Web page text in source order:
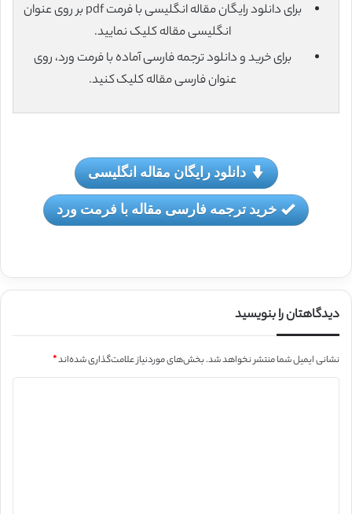
برای دانلود رایگان مقاله انگلیسی با فرمت pdf بر روی عنوان
انگلیسی مقاله کلیک نمایید.
برای خرید و دانلود ترجمه فارسی آماده با فرمت ورد، روی
عنوان فارسی مقاله کلیک کنید.
دانلود رایگان مقاله انگلیسی
خرید ترجمه فارسی مقاله با فرمت ورد
دیدگاهتان را بنویسید
نشانی ایمیل شما منتشر نخواهد شد.بخش‌های موردنیاز علامت‌گذاری شده‌اند*